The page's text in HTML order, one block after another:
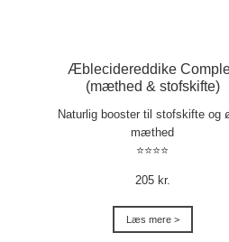
Æblecidereddike
(mæthed & stofskifte)
Naturlig booster til stofskifte og
mæthed
⭐⭐⭐⭐
205 kr.
Læs mere >